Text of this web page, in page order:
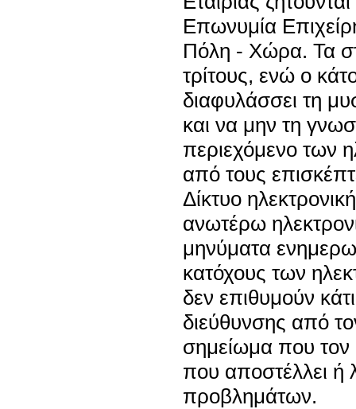
Επωνυμία
Πόλη - Χώρα. Τα
τρίτους, ενώ ο
διαφυλάσσει τη
και να μην τη
περιεχόμενο των
από τους
Δίκτυο
ανωτέρω
μηνύματα
κατόχους των
δεν επιθυμούν
διεύθυνσης από
σημείωμα που τον
που αποστέλλει ή
προβλημάτων.